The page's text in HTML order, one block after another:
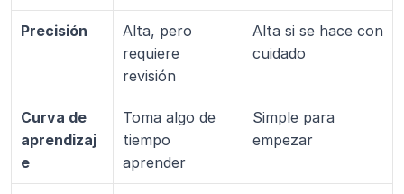
Precisión
Alta, pero
requiere
revisión
Alta si se hace con
cuidado
Curva de
aprendizaj
e
Toma algo de
tiempo
aprender
Simple para
empezar